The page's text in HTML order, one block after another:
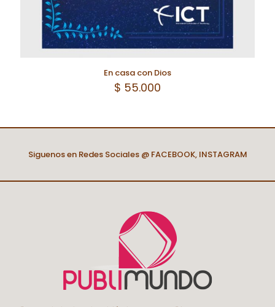
En casa con Dios
$ 55.000
Siguenos en Redes Sociales @ FACEBOOK, INSTAGRAM